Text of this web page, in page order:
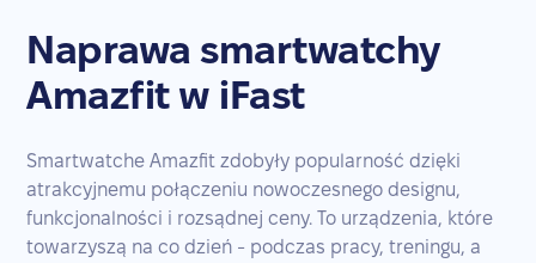
Naprawa smartwatchy
Amazfit w iFast
Smartwatche Amazfit zdobyły popularność dzięki
atrakcyjnemu połączeniu nowoczesnego designu,
funkcjonalności i rozsądnej ceny. To urządzenia, które
towarzyszą na co dzień - podczas pracy, treningu, a